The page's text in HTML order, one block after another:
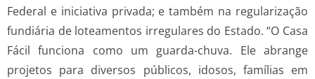
Federal e iniciativa privada; e também na regularização
fundiária de loteamentos irregulares do Estado. “O Casa
Fácil funciona como um guarda-chuva. Ele abrange
projetos para diversos públicos, idosos, famílias em